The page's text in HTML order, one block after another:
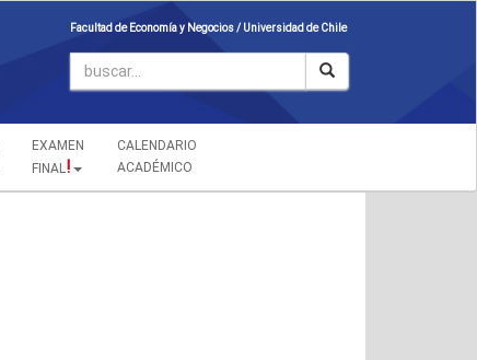
Facultad de Economía y Negocios / Universidad de Chile
EXAMEN
FINAL!
CALENDARIO
ACADÉMICO